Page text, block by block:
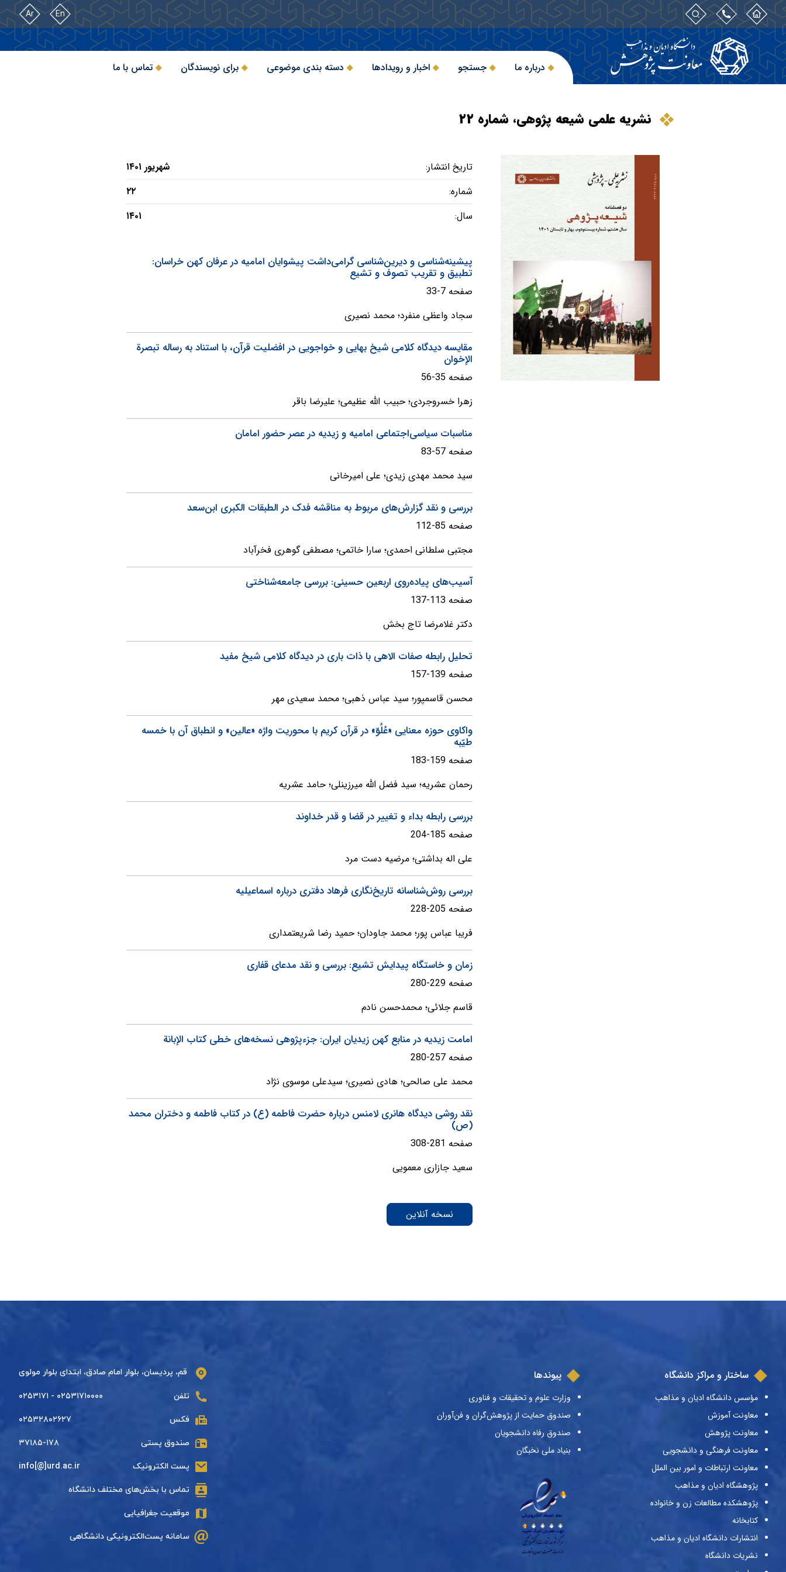
En
Ar
درباره ما جستجو اخبار و رویدادها دسته بندی موضوعی برای نویسندگان تماس با ما
نشریه علمی شیعه پژوهی، شماره ۲۲
تاریخ انتشار:
شهریور ۱۴۰۱
شماره:
۲۲
سال:
۱۴۰۱
پیشینه‌شناسی و دیرین‌شناسی گرامی‌داشت پیشوایان امامیه در عرفان کهن خراسان:
تطبیق و تقریب تصوف و تشیع
صفحه 7-33
سجاد واعظی منفرد؛ محمد نصیری
مقایسه دیدگاه کلامی شیخ بهایی و خواجویی در افضلیت قرآن، با استناد به رساله تبصرة
الإخوان
صفحه 35-56
زهرا خسروجردی؛ حبیب الله عظیمی؛ علیرضا باقر
مناسبات سیاسی‌اجتماعی امامیه و زیدیه در عصر حضور امامان
صفحه 57-83
سید محمد مهدی زیدی؛ علی امیرخانی
بررسی و نقد گزارش‌های مربوط به مناقشه فدک در الطبقات الکبری ابن‌سعد
صفحه 85-112
مجتبی سلطانی احمدی؛ سارا خاتمی؛ مصطفی گوهری فخرآباد
آسیب‌های پیاده‌روی اربعین حسینی: بررسی جامعه‌شناختی
صفحه 113-137
دکتر غلامرضا تاج بخش
تحلیل رابطه صفات الاهی با ذات باری در دیدگاه کلامی شیخ مفید
صفحه 139-157
محسن قاسمپور؛ سید عباس ذهبی؛ محمد سعیدی مهر
واکاوی حوزه معنایی «عُلُوّ» در قرآن کریم با محوریت واژه «عالین» و انطباق آن با خمسه
طیّبه
صفحه 159-183
رحمان عشریه؛ سید فضل الله میرزینلی؛ حامد عشریه
بررسی رابطه بداء و تغییر در قضا و قدر خداوند
صفحه 185-204
علی اله بداشتی؛ مرضیه دست مرد
بررسی روش‌شناسانه تاریخ‌نگاری فرهاد دفتری درباره اسماعیلیه
صفحه 205-228
فریبا عباس پور؛ محمد جاودان؛ حمید رضا شریعتمداری
زمان و خاستگاه پیدایش تشیع: بررسی و نقد مدعای قفاری
صفحه 229-280
قاسم جلائی؛ محمدحسن نادم
امامت زیدیه در منابع کهن زیدیان ایران: جزء‌پژوهی نسخه‌های خطی کتاب الإبانة
صفحه 257-280
محمد علی صالحی؛ هادی نصیری؛ سیدعلی موسوی نژاد
نقد روشی دیدگاه هانری لامنس درباره حضرت فاطمه (ع) در کتاب فاطمه و دختران محمد
(ص)
صفحه 281-308
سعید جازاری معمویی
نسخه آنلاین
ساختار و مراکز دانشگاه
مؤسس دانشگاه ادیان و مذاهب
معاونت آموزش
معاونت پژوهش
معاونت فرهنگی و دانشجویی
معاونت ارتباطات و امور بین الملل
پژوهشگاه ادیان و مذاهب
پژوهشکده مطالعات زن و خانواده
کتابخانه
انتشارات دانشگاه ادیان و مذاهب
نشریات دانشگاه
پیوندها
وزارت علوم و تحقیقات و فناوری
صندوق حمایت از پژوهش‌گران و فن‌آوران
صندوق رفاه دانشجویان
بنیاد ملی نخبگان
قم، پردیسان، بلوار امام صادق، ابتدای بلوار مولوی
تلفن ۰۲۵۳۱۷۱۰۰۰۰ - ۰۲۵۳۱۷۱
فکس ۰۲۵۳۲۸۰۲۶۲۷
صندوق پستی ۳۷۱۸۵-۱۷۸
پست الکترونیک info[@]urd.ac.ir
تماس با بخش‌های مختلف دانشگاه
موقعیت جغرافیایی
سامانه پست‌الکترونیکی دانشگاهی